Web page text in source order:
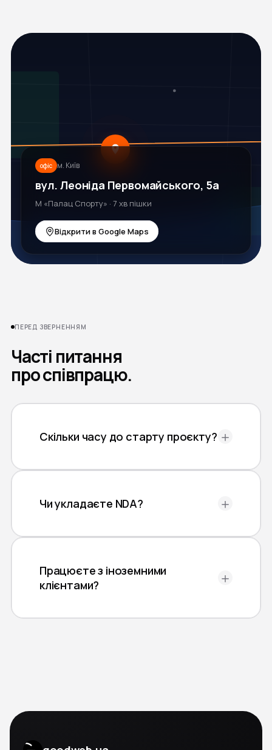
офіс м. Київ
вул. Леоніда Первомайського, 5а
М «Палац Спорту» · 7 хв пішки
Відкрити в Google Maps
ПЕРЕД ЗВЕРНЕННЯМ
Часті питання
про співпрацю.
Скільки часу до старту проєкту? ＋
Чи укладаєте NDA? ＋
Працюєте з іноземними
клієнтами?
＋